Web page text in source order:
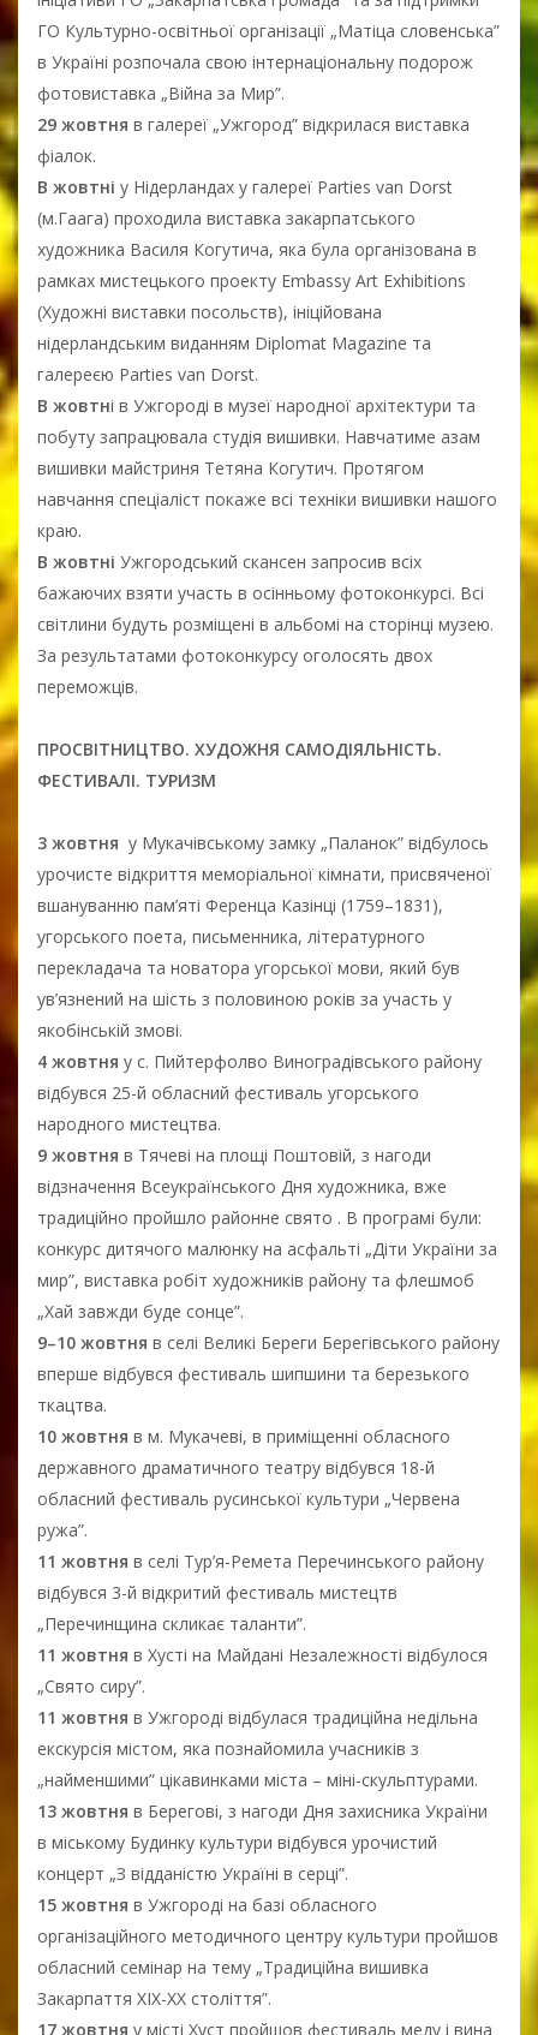
ГО Культурно-освітньої організації „Матіца словенська”
в Україні розпочала свою інтернаціональну подорож
фотовиставка „Війна за Мир”.
29 жовтня в галереї „Ужгород” відкрилася виставка
фіалок.
В жовтні у Нідерландах у галереї Parties van Dorst
(м.Гаага) проходила виставка закарпатського
художника Василя Когутича, яка була організована в
рамках мистецького проекту Embassy Art Exhibitions
(Художні виставки посольств), ініційована
нідерландським виданням Diplomat Magazine та
галереєю Parties van Dorst.
В жовтні в Ужгороді в музеї народної архітектури та
побуту запрацювала студія вишивки. Навчатиме азам
вишивки майстриня Тетяна Когутич. Протягом
навчання спеціаліст покаже всі техніки вишивки нашого
краю.
В жовтні Ужгородський скансен запросив всіх
бажаючих взяти участь в осінньому фотоконкурсі. Всі
світлини будуть розміщені в альбомі на сторінці музею.
За результатами фотоконкурсу оголосять двох
переможців.
ПРОСВІТНИЦТВО. ХУДОЖНЯ САМОДІЯЛЬНІСТЬ.
ФЕСТИВАЛІ. ТУРИЗМ
3 жовтня у Мукачівському замку „Паланок” відбулось
урочисте відкриття меморіальної кімнати, присвяченої
вшануванню пам’яті Ференца Казінці (1759–1831),
угорського поета, письменника, літературного
перекладача та новатора угорської мови, який був
ув’язнений на шість з половиною років за участь у
якобінській змові.
4 жовтня у с. Пийтерфолво Виноградівського району
відбувся 25-й обласний фестиваль угорського
народного мистецтва.
9 жовтня в Тячеві на площі Поштовій, з нагоди
відзначення Всеукраїнського Дня художника, вже
традиційно пройшло районне свято . В програмі були:
конкурс дитячого малюнку на асфальті „Діти України за
мир”, виставка робіт художників району та флешмоб
„Хай завжди буде сонце”.
9–10 жовтня в селі Великі Береги Берегівського району
вперше відбувся фестиваль шипшини та березького
ткацтва.
10 жовтня в м. Мукачеві, в приміщенні обласного
державного драматичного театру відбувся 18-й
обласний фестиваль русинської культури „Червена
ружа”.
11 жовтня в селі Тур’я-Ремета Перечинського району
відбувся 3-й відкритий фестиваль мистецтв
„Перечинщина скликає таланти”.
11 жовтня в Хусті на Майдані Незалежності відбулося
„Свято сиру”.
11 жовтня в Ужгороді відбулася традиційна недільна
екскурсія містом, яка познайомила учасників з
„найменшими” цікавинками міста – міні-скульптурами.
13 жовтня в Берегові, з нагоди Дня захисника України
в міському Будинку культури відбувся урочистий
концерт „З відданістю Україні в серці”.
15 жовтня в Ужгороді на базі обласного
організаційного методичного центру культури пройшов
обласний семінар на тему „Традиційна вишивка
Закарпаття ХІХ-ХХ століття”.
17 жовтня у місті Хуст пройшов фестиваль меду і вина